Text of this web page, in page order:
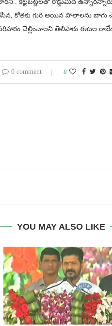
కట్టబట్టలతో రోడ్డుమీద
కోతకు గురి అయిన పొలాలను బాగు
చెల్లించాలని తెలిపారు ఈట‌ల
0 comment 0
YOU MAY ALSO LIKE